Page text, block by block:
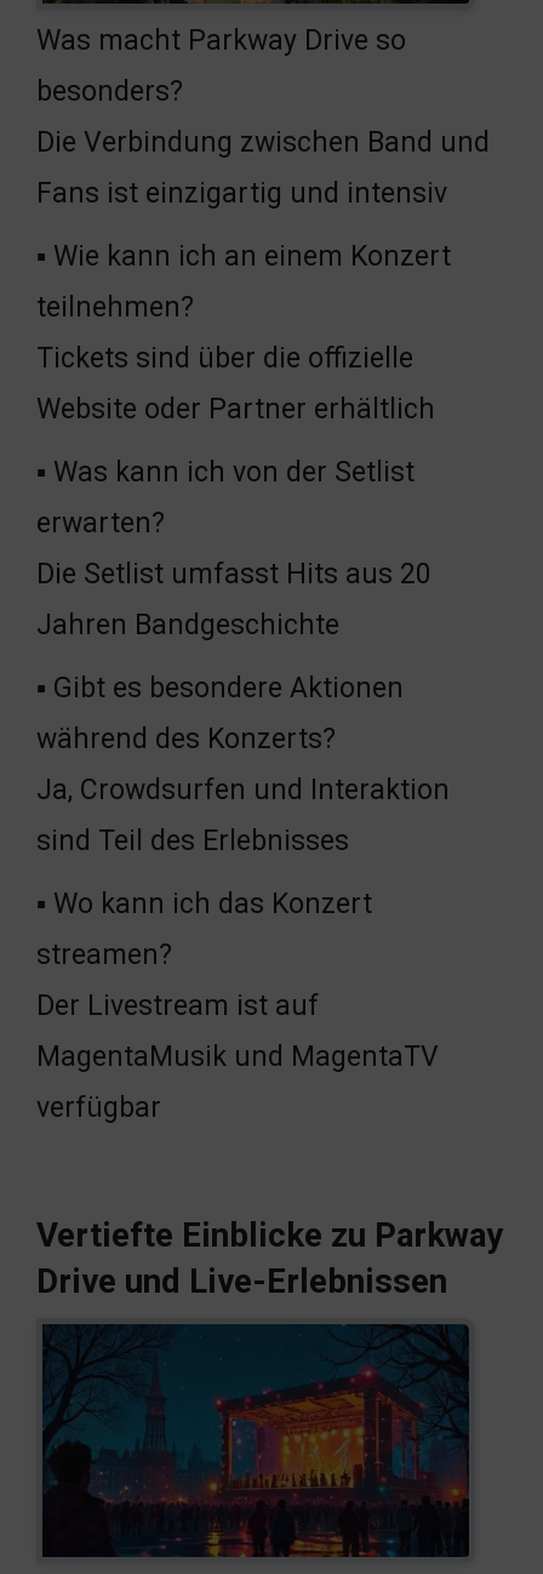
Was macht Parkway Drive so
besonders?
Die Verbindung zwischen Band und
Fans ist einzigartig und intensiv
▪ Wie kann ich an einem Konzert
teilnehmen?
Tickets sind über die offizielle
Website oder Partner erhältlich
▪ Was kann ich von der Setlist
erwarten?
Die Setlist umfasst Hits aus 20
Jahren Bandgeschichte
▪ Gibt es besondere Aktionen
während des Konzerts?
Ja, Crowdsurfen und Interaktion
sind Teil des Erlebnisses
▪ Wo kann ich das Konzert
streamen?
Der Livestream ist auf
MagentaMusik und MagentaTV
verfügbar
Vertiefte Einblicke zu Parkway
Drive und Live-Erlebnissen